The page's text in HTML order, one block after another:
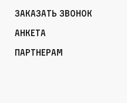
Заказать звонок
Анкета
Партнерам